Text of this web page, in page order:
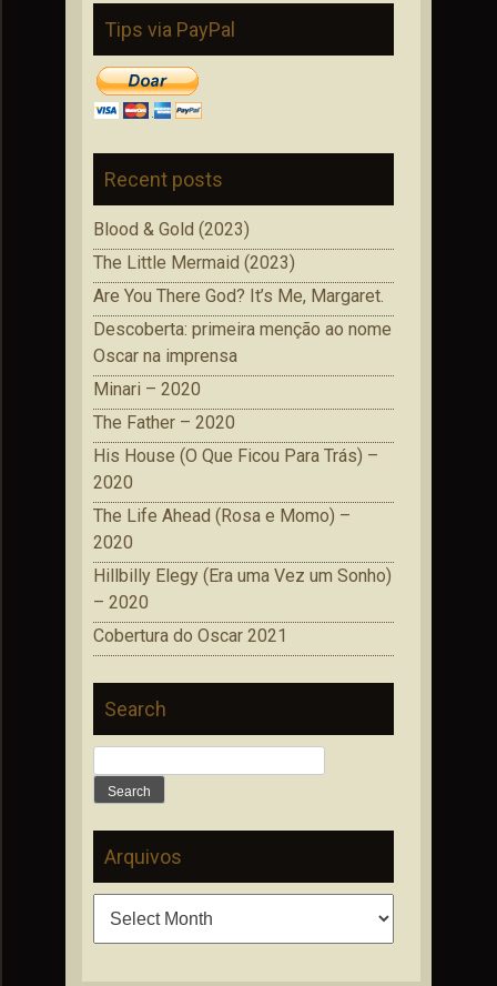
Tips via PayPal
Recent posts
Blood & Gold (2023)
The Little Mermaid (2023)
Are You There God? It’s Me, Margaret.
Descoberta: primeira menção ao nome
Oscar na imprensa
Minari – 2020
The Father – 2020
His House (O Que Ficou Para Trás) –
2020
The Life Ahead (Rosa e Momo) –
2020
Hillbilly Elegy (Era uma Vez um Sonho)
– 2020
Cobertura do Oscar 2021
Search
for:
Arquivos